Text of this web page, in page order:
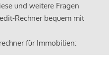
und weitere Fragen
Rechner bequem mit
für Immobilien: